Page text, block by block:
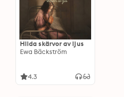
Hilda skärvor av ljus
Ewa Bäckström
4.3